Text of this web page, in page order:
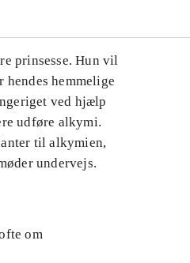
prinsesse. Hun vil
hendes hemmelige
ved hjælp
udføre alkymi.
til alkymien,
undervejs.
om